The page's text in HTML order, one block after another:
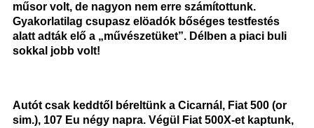
műsor volt, de nagyon nem erre számítottunk.
Gyakorlatilag csupasz elöadók bőséges testfestés
alatt adták elő a „művészetüket”. Délben a piaci buli
sokkal jobb volt!
Autót csak keddtől béreltünk a Cicarnál, Fiat 500 (or
sim.), 107 Eu négy napra. Végül Fiat 500X-et kaptunk,